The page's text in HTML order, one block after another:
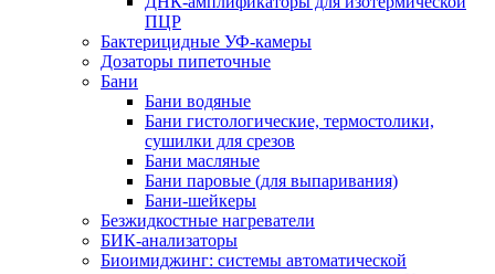
ПЦР
Бактерицидные УФ-камеры
Дозаторы пипеточные
Бани
Бани водяные
Бани гистологические, термостолики,
сушилки для срезов
Бани масляные
Бани паровые (для выпаривания)
Бани-шейкеры
Безжидкостные нагреватели
БИК-анализаторы
Биоимиджинг: системы автоматической